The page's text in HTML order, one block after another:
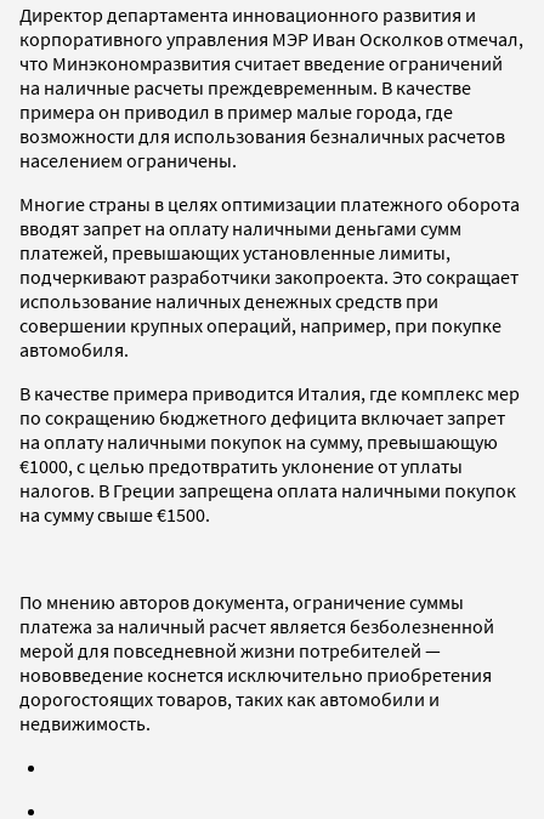
Директор департамента инновационного развития и
корпоративного управления МЭР Иван Осколков отмечал,
что Минэкономразвития считает введение ограничений
на наличные расчеты преждевременным. В качестве
примера он приводил в пример малые города, где
возможности для использования безналичных расчетов
населением ограничены.
Многие страны в целях оптимизации платежного оборота
вводят запрет на оплату наличными деньгами сумм
платежей, превышающих установленные лимиты,
подчеркивают разработчики закопроекта. Это сокращает
использование наличных денежных средств при
совершении крупных операций, например, при покупке
автомобиля.
В качестве примера приводится Италия, где комплекс мер
по сокращению бюджетного дефицита включает запрет
на оплату наличными покупок на сумму, превышающую
€1000, с целью предотвратить уклонение от уплаты
налогов. В Греции запрещена оплата наличными покупок
на сумму свыше €1500.
По мнению авторов документа, ограничение суммы
платежа за наличный расчет является безболезненной
мерой для повседневной жизни потребителей —
нововведение коснется исключительно приобретения
дорогостоящих товаров, таких как автомобили и
недвижимость.